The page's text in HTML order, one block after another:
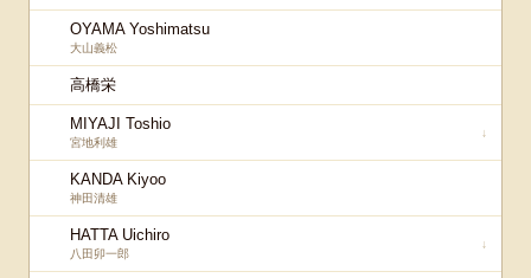
OYAMA Yoshimatsu
大山義松
高橋栄
MIYAJI Toshio
宮地利雄
↓
KANDA Kiyoo
神田清雄
HATTA Uichiro
八田卯一郎
↓